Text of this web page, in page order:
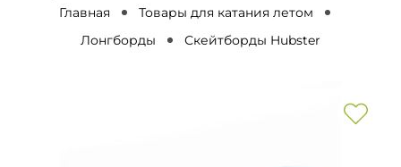
Главная
Товары для катания летом
Лонгборды
Скейтборды Hubster